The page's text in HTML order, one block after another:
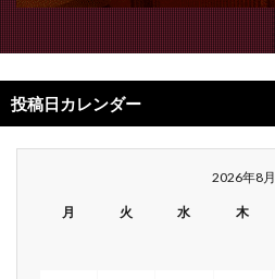
投稿日カレンダー
2026年8月
月 火 水 木